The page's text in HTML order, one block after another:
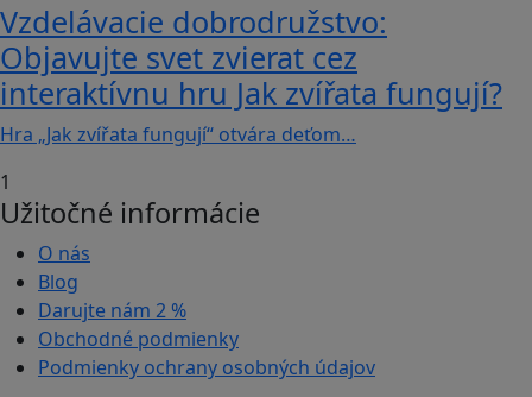
Vzdelávacie dobrodružstvo:
Objavujte svet zvierat cez
interaktívnu hru Jak zvířata fungují?
Hra „Jak zvířata fungují“ otvára deťom…
1
Užitočné informácie
O nás
Blog
Darujte nám 2 %
Obchodné podmienky
Podmienky ochrany osobných údajov